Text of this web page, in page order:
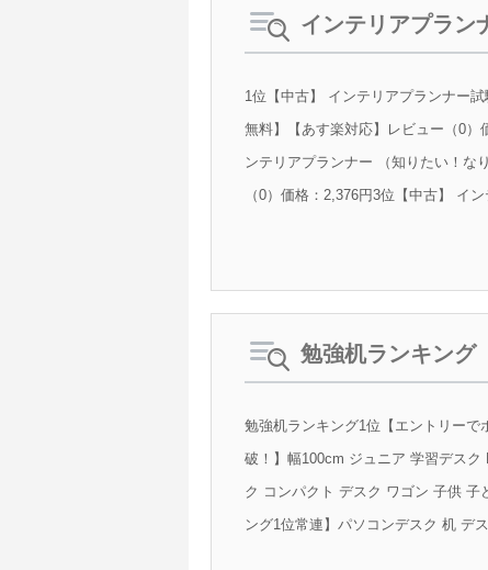
インテリアプラン
1位【中古】 インテリアプランナー
無料】【あす楽対応】レビュー（0
ンテリアプランナー （知りたい！な
（0）価格：2,376円3位【中古】 イ
勉強机ランキング
勉強机ランキング1位【エントリーで
破！】幅100cm ジュニア 学習デス
ク コンパクト デスク ワゴン 子供 子
ング1位常連】パソコンデスク 机 デ